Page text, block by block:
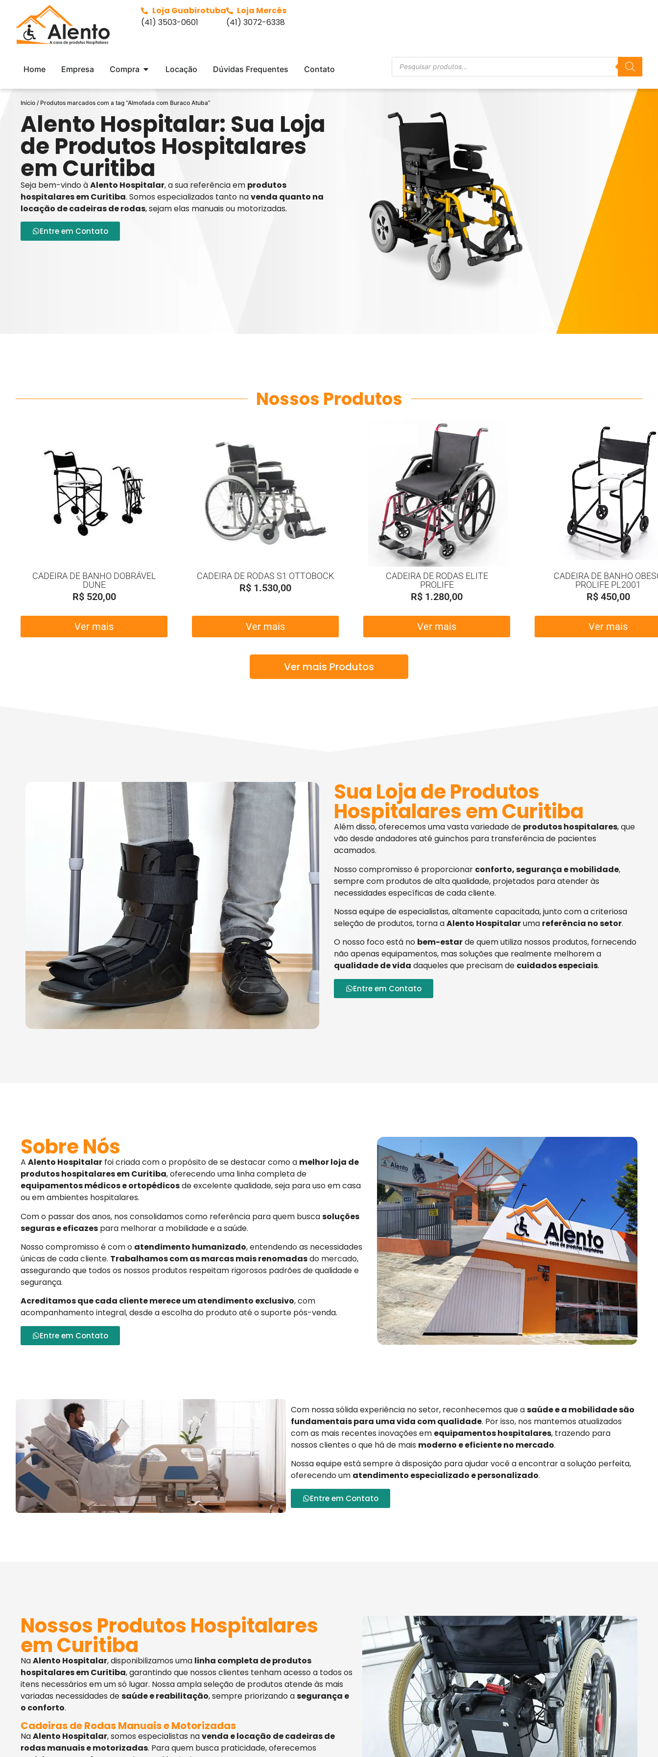
Loja Guabirotuba
(41) 3503-0601
Loja Mercês
(41) 3072-6338
Home Empresa Compra Locação Dúvidas Frequentes Contato
Início / Produtos marcados com a tag “Almofada com Buraco Atuba”
Alento Hospitalar: Sua Loja
de Produtos Hospitalares
em Curitiba
Seja bem-vindo àAlento Hospitalar, a sua referência em produtos
hospitalares em Curitiba. Somos especializados tanto navenda quanto na
locação de cadeiras de rodas, sejam elas manuais ou motorizadas.
Entre em Contato
Nossos Produtos
CADEIRA DE BANHO DOBRÁVEL
DUNE
R$520,00
Ver mais
CADEIRA DE RODAS S1 OTTOBOCK
R$ 1.530,00
Ver mais
CADEIRA DE RODAS ELITE
PROLIFE
R$ 1.280,00
Ver mais
CADEIRA DE BANHO
PROLIFE PL2001
R$450,00
Ver mais
Ver mais Produtos
Sua Loja de Produtos
Hospitalares em Curitiba
Além disso, oferecemos uma vasta variedade de produtos hospitalares, que
vão desde andadores até guinchos para transferência de pacientes
acamados.
Nosso compromisso é proporcionar conforto, segurança e mobilidade,
sempre com produtos de alta qualidade, projetados para atender às
necessidades específicas de cada cliente.
Nossa equipe de especialistas, altamente capacitada, junto com a criteriosa
seleção de produtos, torna aAlento Hospitalaruma referência no setor.
O nosso foco está no bem-estarde quem utiliza nossos produtos, fornecendo
não apenas equipamentos, mas soluções que realmente melhorem a
qualidade de vida daqueles que precisam de cuidados especiais.
Entre em Contato
Sobre Nós
A Alento Hospitalar foi criada com o propósito de se destacar como a melhor loja de
produtos hospitalares em Curitiba, oferecendo uma linha completa de
equipamentos médicos e ortopédicosde excelente qualidade, seja para uso em casa
ou em ambientes hospitalares.
Com o passar dos anos, nos consolidamos como referência para quem buscasoluções
seguras e eficazes para melhorar a mobilidade e a saúde.
Nosso compromisso é com o atendimento humanizado, entendendo as necessidades
únicas de cada cliente. Trabalhamos com as marcas mais renomadasdo mercado,
assegurando que todos os nossos produtos respeitam rigorosos padrões de qualidade e
segurança.
Acreditamos que cada cliente merece um atendimento exclusivo, com
acompanhamento integral, desde a escolha do produto até o suporte pós-venda.
Entre em Contato
Com nossa sólida experiência no setor, reconhecemos que asaúde e a mobilidade são
fundamentais para uma vida com qualidade. Por isso, nos mantemos atualizados
com as mais recentes inovações em equipamentos hospitalares, trazendo para
nossos clientes o que há de mais moderno e eficiente no mercado.
Nossa equipe está sempre à disposição para ajudar você a encontrar a solução perfeita,
oferecendo um atendimento especializado e personalizado.
Entre em Contato
Nossos Produtos Hospitalares
em Curitiba
NaAlento Hospitalar, disponibilizamos uma linha completa de produtos
hospitalares em Curitiba, garantindo que nossos clientes tenham acesso a todos os
itens necessários em um só lugar. Nossa ampla seleção de produtos atende às mais
variadas necessidades desaúde e reabilitação, sempre priorizando asegurança e
o conforto.
Cadeiras de Rodas Manuais e Motorizadas
NaAlento Hospitalar, somos especialistas navenda e locação de cadeiras de
rodas manuais e motorizadas. Para quem busca praticidade, oferecemos